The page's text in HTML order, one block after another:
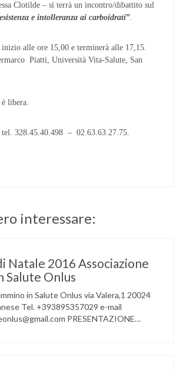
Clotilde – si terrà un incontro/dibattito sul
e intolleranza ai carboidrati”.
alle ore 15,00 e terminerà alle 17,15.
Piatti, Università Vita-Salute, San
libera.
328.45.40.498 – 02.63.63.27.75.
interessare:
Natale 2016 Associazione
Salute Onlus
in Salute Onlus via Valera,1 20024
Tel. +393895357029 e-mail
PRESENTAZIONE